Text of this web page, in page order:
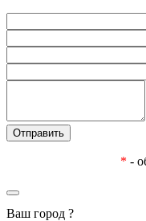
* -
Ваш город ?